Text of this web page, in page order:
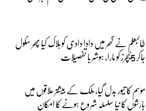
طالبعلم نے گھر میں دادا دادی کو ہلاک کیا پھر سکول
جاکر 5ٹیچرز کو مارا، ہوشربا تفصیلات
موسم کا تیور بدل گیا، ملک کے بیشتر علاقوں میں
بارشوں کا نیا سلسلہ شروع ہونے کا امکان